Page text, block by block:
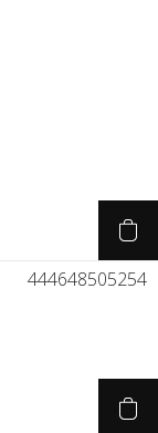
444648505254